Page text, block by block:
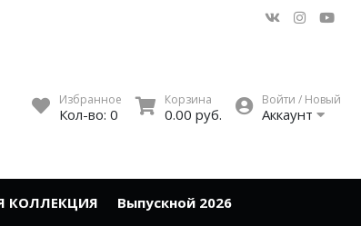
Избранное
Кол-во: 0
Корзина
0.00 руб.
Войти / Новый
Аккаунт
КОЛЛЕКЦИЯ Выпускной 2026